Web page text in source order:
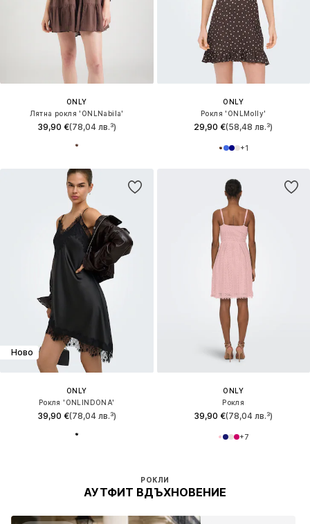
ONLY
Лятна рокля 'ONLNabila'
39,90 €(78,04 лв.³)
ONLY
Рокля 'ONLMolly'
29,90 €(58,48 лв.³)
+1
Ново
ONLY
Рокля 'ONLINDONA'
39,90 €(78,04 лв.³)
ONLY
Рокля
39,90 €(78,04 лв.³)
+7
РОКЛИ
АУТФИТ ВДЪХНОВЕНИЕ